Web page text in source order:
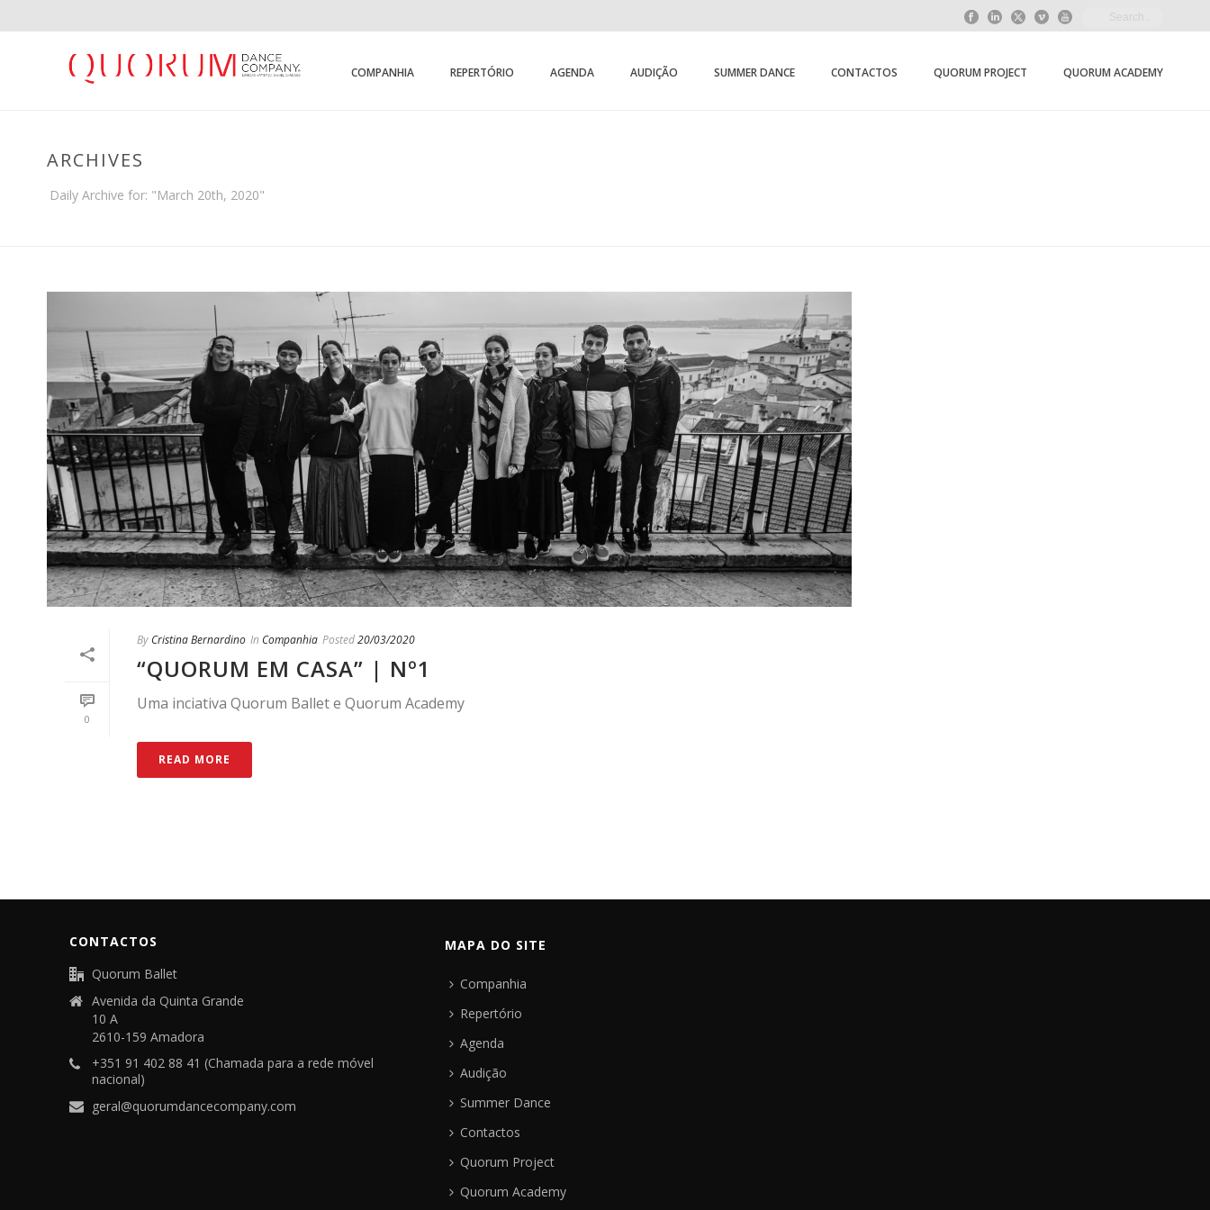
COMPANHIA REPERTÓRIO AGENDA AUDIÇÃO SUMMER DANCE CONTACTOS QUORUM PROJECT QUORUM ACADEMY
ARCHIVES
Daily Archive for: "March 20th, 2020"
0
By Cristina Bernardino In Companhia Posted20/03/2020
“QUORUM EM CASA” | Nº1
Uma inciativa Quorum Ballet e Quorum Academy
READ MORE
CONTACTOS
Quorum Ballet
Avenida da Quinta Grande
10 A
2610-159 Amadora
+351 91 402 88 41 (Chamada para a rede móvel
nacional)
geral@quorumdancecompany.com
MAPA DO SITE
Companhia
Repertório
Agenda
Audição
Summer Dance
Contactos
Quorum Project
Quorum Academy